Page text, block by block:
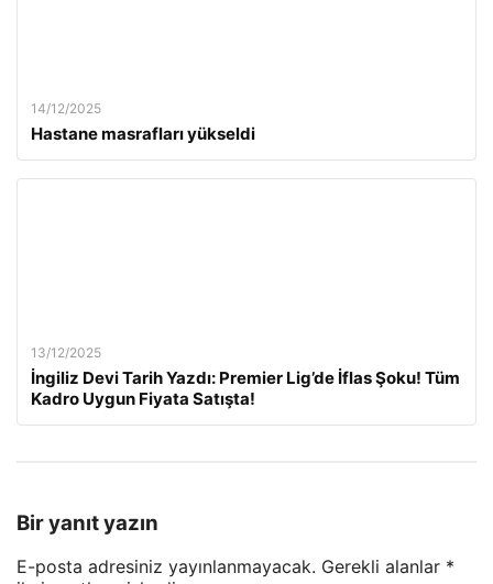
14/12/2025
Hastane masrafları yükseldi
13/12/2025
İngiliz Devi Tarih Yazdı: Premier Lig’de İflas Şoku! Tüm
Kadro Uygun Fiyata Satışta!
Bir yanıt yazın
E-posta adresiniz yayınlanmayacak. Gerekli alanlar *